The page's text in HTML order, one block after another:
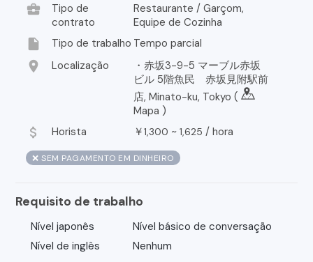
business_center
Tipo de
contrato
Restaurante / Garçom,
Equipe de Cozinha
insert_drive_file Tipo de trabalho Tempo parcial
location_on Localização
・赤坂3-9-5 マーブル赤坂
ビル 5階魚民 赤坂見附駅前
店, Minato-ku, Tokyo (
Mapa )
attach_money Horista ￥1,300 ~ 1,625 / hora
❌ SEM PAGAMENTO EM DINHEIRO
Requisito de trabalho
Nível japonês
Nível básico de conversação
Nível de inglês
Nenhum